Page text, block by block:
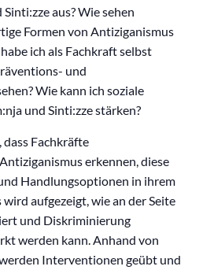
aus? Wie sehen
Formen von Antiziganismus
ich als Fachkraft selbst
und
Wie kann ich soziale
und Sinti:zze stärken?
Fachkräfte
erkennen, diese
Handlungsoptionen in ihrem
aufgezeigt, wie an der Seite
und Diskriminierung
werden kann. Anhand von
Interventionen geübt und